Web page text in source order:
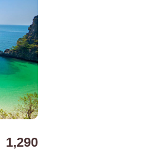
1,290